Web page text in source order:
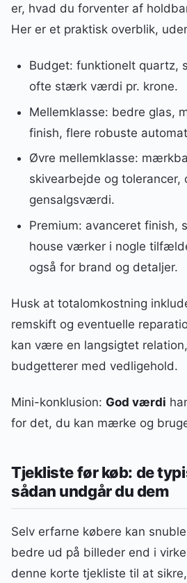
er, hvad du forventer af
Her er et praktisk overblik,
Budget: funktionelt quartz,
ofte stærk værdi pr. krone.
Mellemklasse: bedre glas,
finish, flere robuste
Øvre mellemklasse:
skivearbejde og tolerancer,
gensalgsværdi.
Premium: avanceret finish,
house værker i nogle
også for brand og detaljer.
Husk at totalomkostning
remskift og eventuelle
kan være en langsigtet
budgetterer med vedligehold.
Mini-konklusion: God værdi
for det, du kan mærke og
Tjekliste før køb: de
sådan undgår du dem
Selv erfarne købere kan
bedre ud på billeder end i
denne korte tjekliste til at